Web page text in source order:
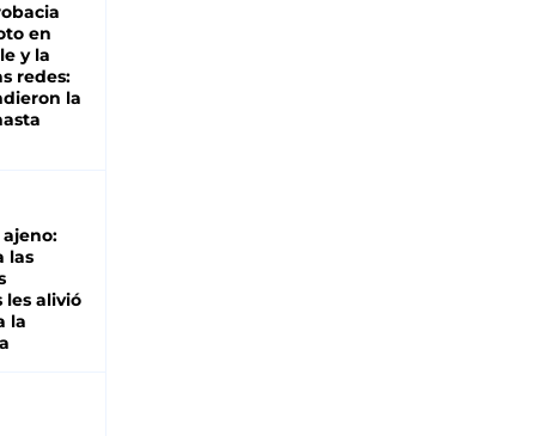
en
y la
redes:
la
ajeno:
las
les alivió
la